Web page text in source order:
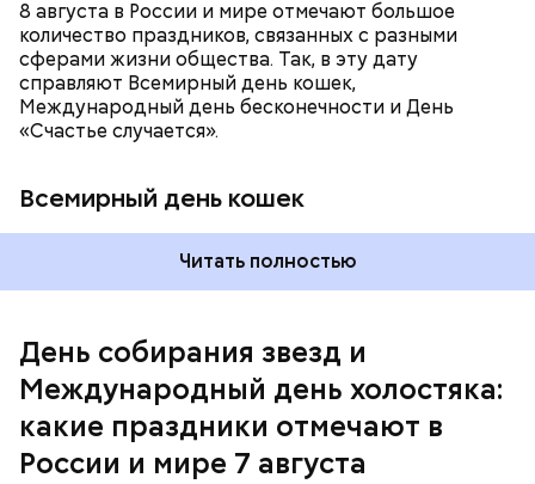
8 августа в России и мире отмечают большое
количество праздников, связанных с разными
сферами жизни общества. Так, в эту дату
справляют Всемирный день кошек,
Международный день бесконечности и День
«Счастье случается».
Всемирный день кошек
Читать полностью
День собирания звезд и
Международный день холостяка:
какие праздники отмечают в
России и мире 7 августа
Международный день холостяка